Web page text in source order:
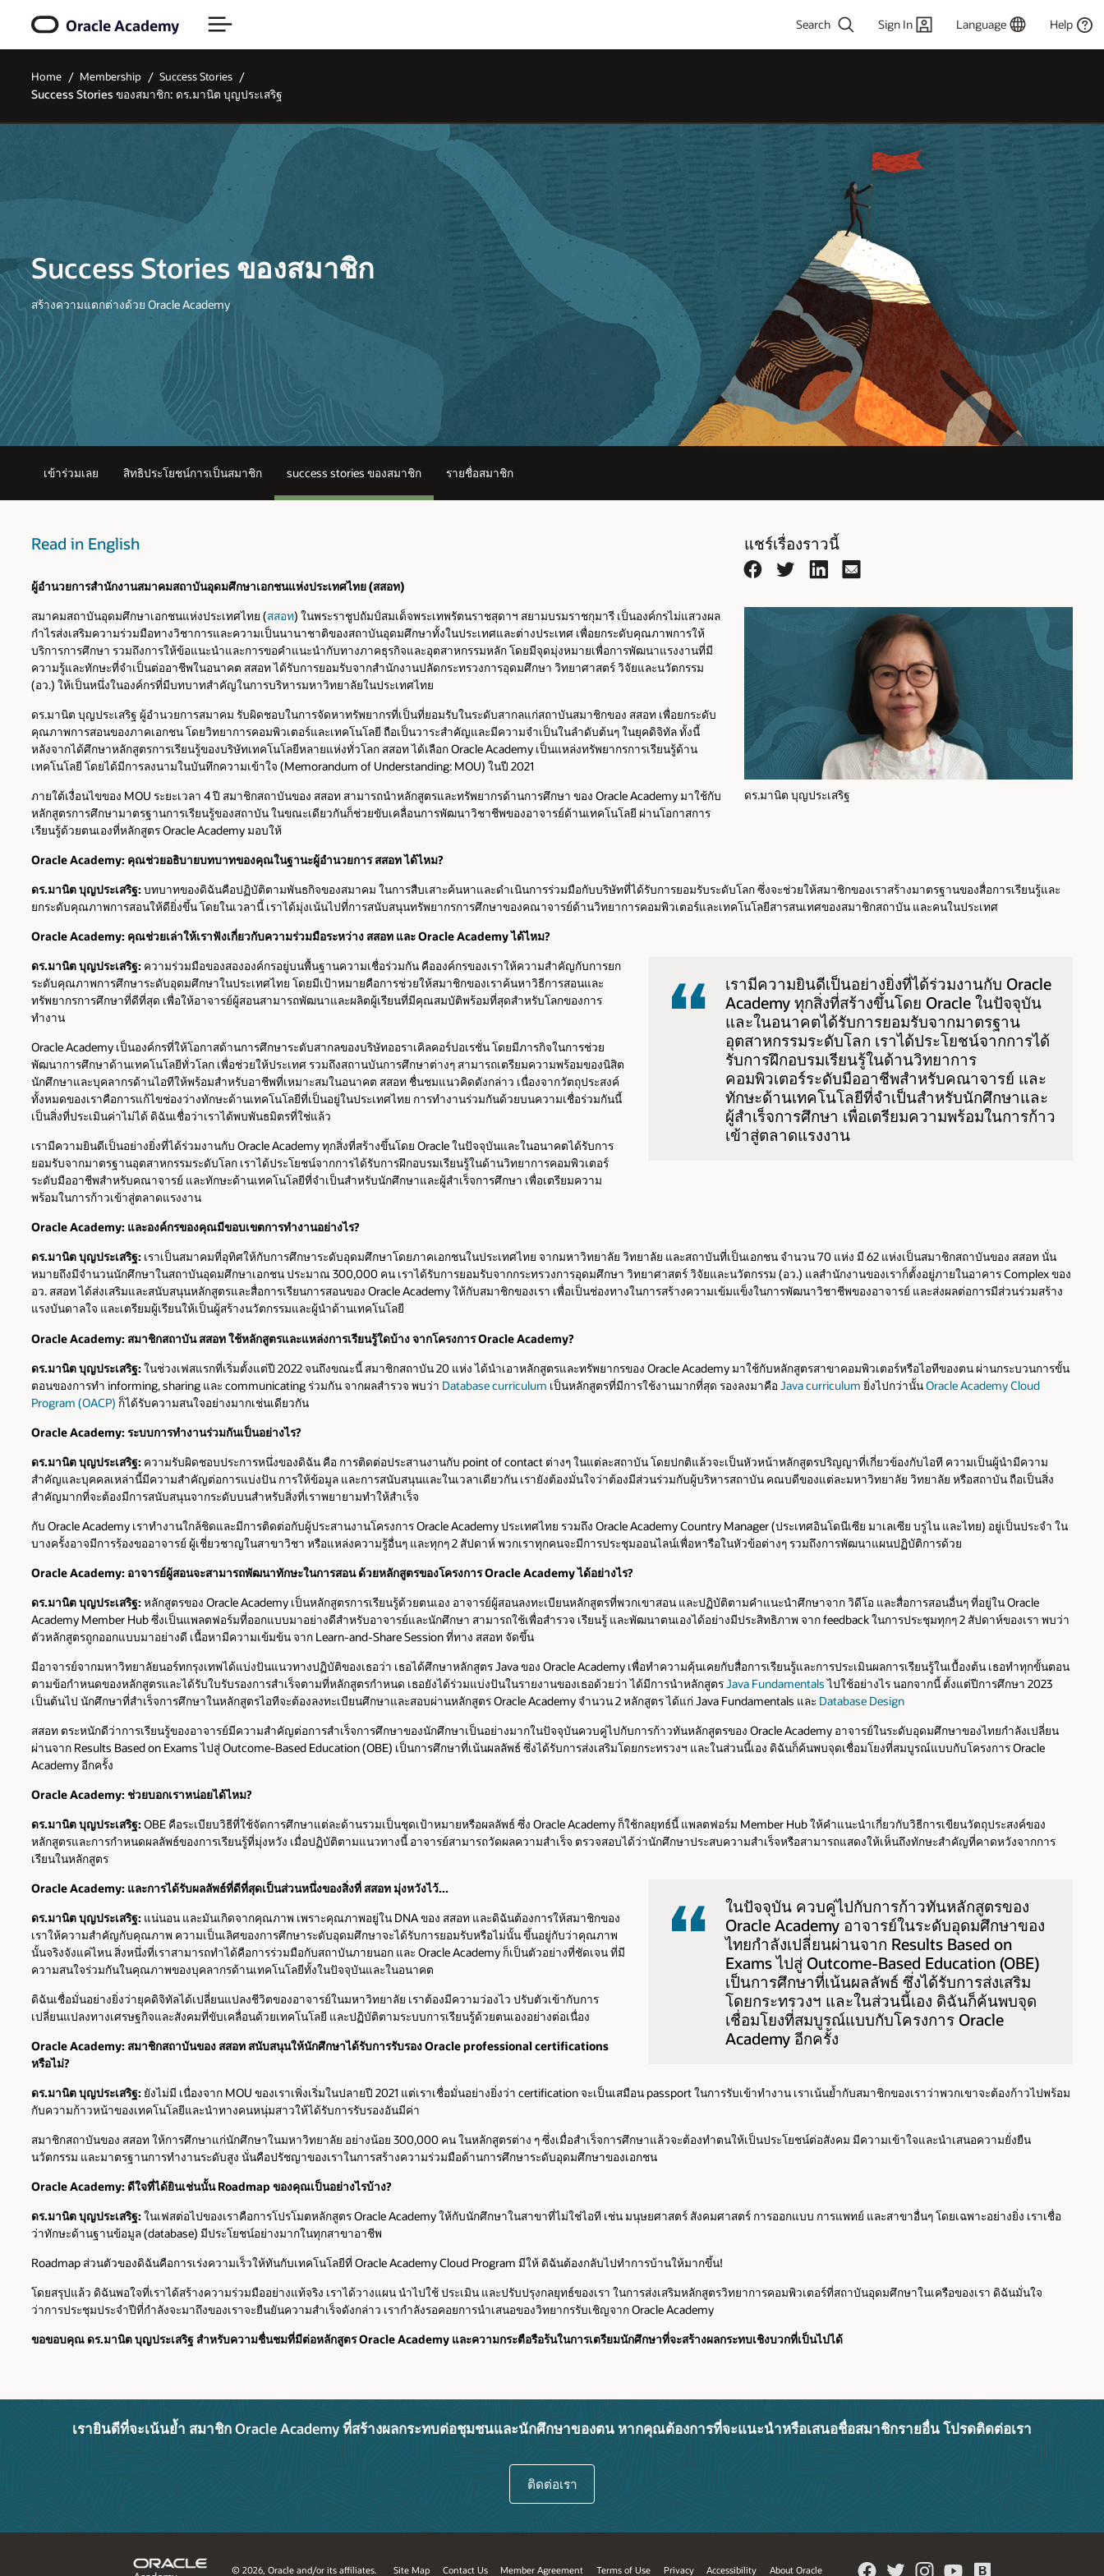
Oracle Academy
Type 2 or more
Sign In Language Help
Success Stories ของสมาชิก
สร้างความแตกต่างด้วย Oracle Academy
Home Membership Success Stories
Success Stories ของสมาชิก: ดร.มานิต บุญประเสริฐ
เข้าร่วมเลย สิทธิประโยชน์การเป็นสมาชิก success stories ของสมาชิก รายชื่อสมาชิก
แชร์เรื่องราวนี้
Facebook
Twitter LinkedInEmail
ดร.มานิต บุญประเสริฐ
Read in English
ผู้อำนวยการสำนักงานสมาคมสถาบันอุดมศึกษาเอกชนแห่งประเทศไทย (สสอท)
สมาคมสถาบันอุดมศึกษาเอกชนแห่งประเทศไทย (สสอท) ในพระราชูปถัมป์สมเด็จพระเทพรัตนราชสุดาฯ สยามบรมราชกุมารี เป็นองค์กรไม่แสวงผล
กำไรส่งเสริมความร่วมมือทางวิชาการและความเป็นนานาชาติของสถาบันอุดมศึกษาทั้งในประเทศและต่างประเทศ เพื่อยกระดับคุณภาพการให้
บริการการศึกษา รวมถึงการให้ข้อแนะนำและการขอคำแนะนำกับทางภาคธุรกิจและอุตสาหกรรมหลัก โดยมีจุดมุ่งหมายเพื่อการพัฒนาแรงงานที่มี
ความรู้และทักษะที่จำเป็นต่ออาชีพในอนาคต สสอท ได้รับการยอมรับจากสำนักงานปลัดกระทรวงการอุดมศึกษา วิทยาศาสตร์ วิจัยและนวัตกรรม
(อว.) ให้เป็นหนึ่งในองค์กรที่มีบทบาทสำคัญในการบริหารมหาวิทยาลัยในประเทศไทย
ดร.มานิต บุญประเสริฐ ผู้อำนวยการสมาคม รับผิดชอบในการจัดหาทรัพยากรที่เป็นที่ยอมรับในระดับสากลแก่สถาบันสมาชิกของ สสอท เพื่อยกระดับ
คุณภาพการสอนของภาคเอกชน โดยวิทยาการคอมพิวเตอร์และเทคโนโลยี ถือเป็นวาระสำคัญและมีความจำเป็นในลำดับต้นๆ ในยุคดิจิทัล ทั้งนี้
หลังจากได้ศึกษาหลักสูตรการเรียนรู้ของบริษัทเทคโนโลยีหลายแห่งทั่วโลก สสอท ได้เลือก Oracle Academy เป็นแหล่งทรัพยากรการเรียนรู้ด้าน
เทคโนโลยี โดยได้มีการลงนามในบันทึกความเข้าใจ (Memorandum of Understanding: MOU) ในปี 2021
ภายใต้เงื่อนไขของ MOU ระยะเวลา 4 ปี สมาชิกสถาบันของ สสอท สามารถนำหลักสูตรและทรัพยากรด้านการศึกษา ของ Oracle Academy มาใช้กับ
หลักสูตรการศึกษามาตรฐานการเรียนรู้ของสถาบัน ในขณะเดียวกันก็ช่วยขับเคลื่อนการพัฒนาวิชาชีพของอาจารย์ด้านเทคโนโลยี ผ่านโอกาสการ
เรียนรู้ด้วยตนเองที่หลักสูตร Oracle Academy มอบให้
Oracle Academy: คุณช่วยอธิบายบทบาทของคุณในฐานะผู้อำนวยการ สสอท ได้ไหม?
ดร.มานิต บุญประเสริฐ:บทบาทของดิฉันคือปฏิบัติตามพันธกิจของสมาคม ในการสืบเสาะค้นหาและดำเนินการร่วมมือกับบริษัทที่ได้รับการยอมรับระดับโลก ซึ่งจะช่วยให้สมาชิกของเราสร้างมาตรฐานของสื่อการเรียนรู้และ
ยกระดับคุณภาพการสอนให้ดียิ่งขึ้น โดยในเวลานี้ เราได้มุ่งเน้นไปที่การสนับสนุนทรัพยากรการศึกษาของคณาจารย์ด้านวิทยาการคอมพิวเตอร์และเทคโนโลยีสารสนเทศของสมาชิกสถาบัน และคนในประเทศ
Oracle Academy: คุณช่วยเล่าให้เราฟังเกี่ยวกับความร่วมมือระหว่าง สสอท และ Oracle Academy ได้ไหม?
เรามีความยินดีเป็นอย่างยิ่งที่ได้ร่วมงานกับ Oracle
Academy ทุกสิ่งที่สร้างขึ้นโดย Oracle ในปัจจุบัน
และในอนาคตได้รับการยอมรับจากมาตรฐาน
อุตสาหกรรมระดับโลก เราได้ประโยชน์จากการได้
รับการฝึกอบรมเรียนรู้ในด้านวิทยาการ
คอมพิวเตอร์ระดับมืออาชีพสำหรับคณาจารย์ และ
ทักษะด้านเทคโนโลยีที่จำเป็นสำหรับนักศึกษาและ
ผู้สำเร็จการศึกษา เพื่อเตรียมความพร้อมในการก้าว
เข้าสู่ตลาดแรงงาน
ดร.มานิต บุญประเสริฐ: ความร่วมมือของสององค์กรอยู่บนพื้นฐานความเชื่อร่วมกัน คือองค์กรของเราให้ความสำคัญกับการยก
ระดับคุณภาพการศึกษาระดับอุดมศึกษาในประเทศไทย โดยมีเป้าหมายคือการช่วยให้สมาชิกของเราค้นหาวิธีการสอนและ
ทรัพยากรการศึกษาที่ดีที่สุด เพื่อให้อาจารย์ผู้สอนสามารถพัฒนาและผลิตผู้เรียนที่มีคุณสมบัติพร้อมที่สุดสำหรับโลกของการ
ทำงาน
Oracle Academy เป็นองค์กรที่ให้โอกาสด้านการศึกษาระดับสากลของบริษัทออราเคิลคอร์ปอเรชั่น โดยมีภารกิจในการช่วย
พัฒนาการศึกษาด้านเทคโนโลยีทั่วโลก เพื่อช่วยให้ประเทศ รวมถึงสถานบันการศึกษาต่างๆ สามารถเตรียมความพร้อมของนิสิต
นักศึกษาและบุคลากรด้านไอทีให้พร้อมสำหรับอาชีพที่เหมาะสมในอนาคต สสอท ชื่นชมแนวคิดดังกล่าว เนื่องจากวัตถุประสงค์
ทั้งหมดของเราคือการแก้ไขช่องว่างทักษะด้านเทคโนโลยีที่เป็นอยู่ในประเทศไทย การทำงานร่วมกันด้วยบนความเชื่อร่วมกันนี้
เป็นสิ่งที่ประเมินค่าไม่ได้ ดิฉันเชื่อว่าเราได้พบพันธมิตรที่ใช่แล้ว
เรามีความยินดีเป็นอย่างยิ่งที่ได้ร่วมงานกับ Oracle Academy ทุกสิ่งที่สร้างขึ้นโดย Oracle ในปัจจุบันและในอนาคตได้รับการ
ยอมรับจากมาตรฐานอุตสาหกรรมระดับโลก เราได้ประโยชน์จากการได้รับการฝึกอบรมเรียนรู้ในด้านวิทยาการคอมพิวเตอร์
ระดับมืออาชีพสำหรับคณาจารย์ และทักษะด้านเทคโนโลยีที่จำเป็นสำหรับนักศึกษาและผู้สำเร็จการศึกษา เพื่อเตรียมความ
พร้อมในการก้าวเข้าสู่ตลาดแรงงาน
Oracle Academy: และองค์กรของคุณมีขอบเขตการทำงานอย่างไร?
ดร.มานิต บุญประเสริฐ: เราเป็นสมาคมที่อุทิศให้กับการศึกษาระดับอุดมศึกษาโดยภาคเอกชนในประเทศไทย จากมหาวิทยาลัย วิทยาลัย และสถาบันที่เป็นเอกชน จำนวน 70 แห่ง มี 62 แห่งเป็นสมาชิกสถาบันของ สสอท นั่น
หมายถึงมีจำนวนนักศึกษาในสถาบันอุดมศึกษาเอกชน ประมาณ 300,000 คน เราได้รับการยอมรับจากกระทรวงการอุดมศึกษา วิทยาศาสตร์ วิจัยและนวัตกรรม (อว.) แลสำนักงานของเราก็ตั้งอยู่ภายในอาคาร Complex ของ
อว. สสอท ได้ส่งเสริมและสนับสนุนหลักสูตรและสื่อการเรียนการสอนของ Oracle Academy ให้กับสมาชิกของเรา เพื่อเป็นช่องทางในการสร้างความเข้มแข็งในการพัฒนาวิชาชีพของอาจารย์ และส่งผลต่อการมีส่วนร่วมสร้าง
แรงบันดาลใจ และเตรียมผู้เรียนให้เป็นผู้สร้างนวัตกรรมและผู้นำด้านเทคโนโลยี
Oracle Academy: สมาชิกสถาบัน สสอท ใช้หลักสูตรและแหล่งการเรียนรู้ใดบ้าง จากโครงการ Oracle Academy?
ดร.มานิต บุญประเสริฐ:ในช่วงเฟสแรกที่เริ่มตั้งแต่ปี 2022 จนถึงขณะนี้ สมาชิกสถาบัน 20 แห่ง ได้นำเอาหลักสูตรและทรัพยากรของ Oracle Academy มาใช้กับหลักสูตรสาขาคอมพิวเตอร์หรือไอทีของตน ผ่านกระบวนการขั้น
ตอนของการทำ informing, sharing และ communicating ร่วมกัน จากผลสำรวจ พบว่า Database curriculum เป็นหลักสูตรที่มีการใช้งานมากที่สุด รองลงมาคือ Java curriculum ยิ่งไปกว่านั้นOracle Academy Cloud
Program (OACP) ก็ได้รับความสนใจอย่างมากเช่นเดียวกัน
Oracle Academy: ระบบการทำงานร่วมกันเป็นอย่างไร?
ดร.มานิต บุญประเสริฐ: ความรับผิดชอบประการหนึ่งของดิฉัน คือ การติดต่อประสานงานกับ point of contact ต่างๆ ในแต่ละสถาบัน โดยปกติแล้วจะเป็นหัวหน้าหลักสูตรปริญญาที่เกี่ยวข้องกับไอที ความเป็นผู้นำมีความ
สำคัญและบุคคลเหล่านี้มีความสำคัญต่อการแบ่งปัน การให้ข้อมูล และการสนับสนุนและในเวลาเดียวกัน เรายังต้องมั่นใจว่าต้องมีส่วนร่วมกับผู้บริหารสถาบัน คณบดีของแต่ละมหาวิทยาลัย วิทยาลัย หรือสถาบัน ถือเป็นสิ่ง
สำคัญมากที่จะต้องมีการสนับสนุนจากระดับบนสำหรับสิ่งที่เราพยายามทำให้สำเร็จ
กับ Oracle Academy เราทำงานใกล้ชิดและมีการติดต่อกับผู้ประสานงานโครงการ Oracle Academy ประเทศไทย รวมถึง Oracle Academy Country Manager (ประเทศอินโดนีเซีย มาเลเซีย บรูไน และไทย) อยู่เป็นประจำ ใน
บางครั้งอาจมีการร้องขออาจารย์ ผู้เชี่ยวชาญในสาขาวิชา หรือแหล่งความรู้อื่นๆ และทุกๆ 2 สัปดาห์ พวกเราทุกคนจะมีการประชุมออนไลน์เพื่อหารือในหัวข้อต่างๆ รวมถึงการพัฒนาแผนปฏิบัติการด้วย
Oracle Academy: อาจารย์ผู้สอนจะสามารถพัฒนาทักษะในการสอน ด้วยหลักสูตรของโครงการ Oracle Academy ได้อย่างไร?
ดร.มานิต บุญประเสริฐ:หลักสูตรของ Oracle Academy เป็นหลักสูตรการเรียนรู้ด้วยตนเอง อาจารย์ผู้สอนลงทะเบียนหลักสูตรที่พวกเขาสอน และปฏิบัติตามคำแนะนำศึกษาจาก วิดีโอ และสื่อการสอนอื่นๆ ที่อยู่ใน Oracle
Academy Member Hub ซึ่งเป็นแพลตฟอร์มที่ออกแบบมาอย่างดีสำหรับอาจารย์และนักศึกษา สามารถใช้เพื่อสำรวจ เรียนรู้ และพัฒนาตนเองได้อย่างมีประสิทธิภาพ จาก feedback ในการประชุมทุกๆ 2 สัปดาห์ของเรา พบว่า
ตัวหลักสูตรถูกออกแบบมาอย่างดี เนื้อหามีความเข้มข้น จาก Learn-and-Share Session ที่ทาง สสอท จัดขึ้น
มีอาจารย์จากมหาวิทยาลัยนอร์ทกรุงเทพได้แบ่งปันแนวทางปฏิบัติของเธอว่า เธอได้ศึกษาหลักสูตร Java ของ Oracle Academy เพื่อทำความคุ้นเคยกับสื่อการเรียนรู้และการประเมินผลการเรียนรู้ในเบื้องต้น เธอทำทุกขั้นตอน
ตามข้อกำหนดของหลักสูตรและได้รับใบรับรองการสำเร็จตามที่หลักสูตรกำหนด เธอยังได้ร่วมแบ่งปันในรายงานของเธอด้วยว่า ได้มีการนำหลักสูตรJava Fundamentalsไปใช้อย่างไร นอกจากนี้ ตั้งแต่ปีการศึกษา 2023
เป็นต้นไป นักศึกษาที่สำเร็จการศึกษาในหลักสูตรไอทีจะต้องลงทะเบียนศึกษาและสอบผ่านหลักสูตร Oracle Academy จำนวน 2 หลักสูตร ได้แก่ Java Fundamentals และ Database Design
สสอท ตระหนักดีว่าการเรียนรู้ของอาจารย์มีความสำคัญต่อการสำเร็จการศึกษาของนักศึกษาเป็นอย่างมากในปัจจุบันควบคู่ไปกับการก้าวทันหลักสูตรของ Oracle Academy อาจารย์ในระดับอุดมศึกษาของไทยกำลังเปลี่ยน
ผ่านจาก Results Based on Exams ไปสู่ Outcome-Based Education (OBE) เป็นการศึกษาที่เน้นผลลัพธ์ ซึ่งได้รับการส่งเสริมโดยกระทรวงฯ และในส่วนนี้เอง ดิฉันก็ค้นพบจุดเชื่อมโยงที่สมบูรณ์แบบกับโครงการ Oracle
Academy อีกครั้ง
Oracle Academy: ช่วยบอกเราหน่อยได้ไหม?
ดร.มานิต บุญประเสริฐ:OBE คือระเบียบวิธีที่ใช้จัดการศึกษาแต่ละด้านรวมเป็นชุดเป้าหมายหรือผลลัพธ์ ซึ่ง Oracle Academy ก็ใช้กลยุทธ์นี้ แพลตฟอร์ม Member Hub ให้คำแนะนำเกี่ยวกับวิธีการเขียนวัตถุประสงค์ของ
หลักสูตรและการกำหนดผลลัพธ์ของการเรียนรู้ที่มุ่งหวัง เมื่อปฏิบัติตามแนวทางนี้ อาจารย์สามารถวัดผลความสำเร็จ ตรวจสอบได้ว่านักศึกษาประสบความสำเร็จหรือสามารถแสดงให้เห็นถึงทักษะสำคัญที่คาดหวังจากการ
เรียนในหลักสูตร
ในปัจจุบัน ควบคู่ไปกับการก้าวทันหลักสูตรของ
Oracle Academy อาจารย์ในระดับอุดมศึกษาของ
ไทยกำลังเปลี่ยนผ่านจาก Results Based on
Exams ไปสู่ Outcome-Based Education (OBE)
เป็นการศึกษาที่เน้นผลลัพธ์ ซึ่งได้รับการส่งเสริม
โดยกระทรวงฯ และในส่วนนี้เอง ดิฉันก็ค้นพบจุด
เชื่อมโยงที่สมบูรณ์แบบกับโครงการ Oracle
Academy อีกครั้ง
Oracle Academy: และการได้รับผลลัพธ์ที่ดีที่สุดเป็นส่วนหนึ่งของสิ่งที่ สสอท มุ่งหวังไว้...
ดร.มานิต บุญประเสริฐ: แน่นอน และมันเกิดจากคุณภาพ เพราะคุณภาพอยู่ใน DNA ของ สสอท และดิฉันต้องการให้สมาชิกของ
เราให้ความสำคัญกับคุณภาพ ความเป็นเลิศของการศึกษาระดับอุดมศึกษาจะได้รับการยอมรับหรือไม่นั้น ขึ้นอยู่กับว่าคุณภาพ
นั้นจริงจังแค่ไหน สิ่งหนึ่งที่เราสามารถทำได้คือการร่วมมือกับสถาบันภายนอก และ Oracle Academy ก็เป็นตัวอย่างที่ชัดเจน ที่มี
ความสนใจร่วมกันในคุณภาพของบุคลากรด้านเทคโนโลยีทั้งในปัจจุบันและในอนาคต
ดิฉันเชื่อมั่นอย่างยิ่งว่ายุคดิจิทัลได้เปลี่ยนแปลงชีวิตของอาจารย์ในมหาวิทยาลัย เราต้องมีความว่องไว ปรับตัวเข้ากับการ
เปลี่ยนแปลงทางเศรษฐกิจและสังคมที่ขับเคลื่อนด้วยเทคโนโลยี และปฏิบัติตามระบบการเรียนรู้ด้วยตนเองอย่างต่อเนื่อง
Oracle Academy: สมาชิกสถาบันของ สสอท สนับสนุนให้นักศึกษาได้รับการรับรอง Oracle professional certifications
หรือไม่?
ดร.มานิต บุญประเสริฐ: ยังไม่มี เนื่องจาก MOU ของเราเพิ่งเริ่มในปลายปี 2021 แต่เราเชื่อมั่นอย่างยิ่งว่า certification จะเป็นเสมือน passport ในการรับเข้าทำงาน เราเน้นย้ำกับสมาชิกของเราว่าพวกเขาจะต้องก้าวไปพร้อม
กับความก้าวหน้าของเทคโนโลยีและนำทางคนหนุ่มสาวให้ได้รับการรับรองอันมีค่า
สมาชิกสถาบันของ สสอท ให้การศึกษาแก่นักศึกษาในมหาวิทยาลัย อย่างน้อย 300,000 คน ในหลักสูตรต่าง ๆ ซึ่งเมื่อสำเร็จการศึกษาแล้วจะต้องทำตนให้เป็นประโยชน์ต่อสังคม มีความเข้าใจและนำเสนอความยั่งยืน
นวัตกรรม และมาตรฐานการทำงานระดับสูง นั่นคือปรัชญาของเราในการสร้างความร่วมมือด้านการศึกษาระดับอุดมศึกษาของเอกชน
Oracle Academy: ดีใจที่ได้ยินเช่นนั้น Roadmap ของคุณเป็นอย่างไรบ้าง?
ดร.มานิต บุญประเสริฐ:ในเฟสต่อไปของเราคือการโปรโมตหลักสูตร Oracle Academy ให้กับนักศึกษาในสาขาที่ไม่ใช่ไอที เช่น มนุษยศาสตร์ สังคมศาสตร์ การออกแบบ การแพทย์ และสาขาอื่นๆ โดยเฉพาะอย่างยิ่ง เราเชื่อ
ว่าทักษะด้านฐานข้อมูล (database) มีประโยชน์อย่างมากในทุกสาขาอาชีพ
Roadmap ส่วนตัวของดิฉันคือการเร่งความเร็วให้ทันกับเทคโนโลยีที่ Oracle Academy Cloud Program มีให้ ดิฉันต้องกลับไปทำการบ้านให้มากขึ้น!
โดยสรุปแล้ว ดิฉันพอใจที่เราได้สร้างความร่วมมืออย่างแท้จริง เราได้วางแผน นำไปใช้ ประเมิน และปรับปรุงกลยุทธ์ของเรา ในการส่งเสริมหลักสูตรวิทยาการคอมพิวเตอร์ที่สถาบันอุดมศึกษาในเครือของเรา ดิฉันมั่นใจ
ว่าการประชุมประจำปีที่กำลังจะมาถึงของเราจะยืนยันความสำเร็จดังกล่าว เรากำลังรอคอยการนำเสนอของวิทยากรรับเชิญจาก Oracle Academy
ขอขอบคุณ ดร.มานิต บุญประเสริฐ สำหรับความชื่นชมที่มีต่อหลักสูตร Oracle Academy และความกระตือรือร้นในการเตรียมนักศึกษาที่จะสร้างผลกระทบเชิงบวกที่เป็นไปได้
เรายินดีที่จะเน้นย้ำ สมาชิก Oracle Academy ที่สร้างผลกระทบต่อชุมชนและนักศึกษาของตน หากคุณต้องการที่จะแนะนำหรือเสนอชื่อสมาชิกรายอื่น โปรดติดต่อเรา
ติดต่อเรา
© 2026, Oracle and/or its affiliates. Site Map Contact Us Member Agreement Terms of Use Privacy Accessibility About Oracle